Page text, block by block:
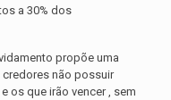
a 30% dos
propõe uma
não possuir
os que irão vencer , sem